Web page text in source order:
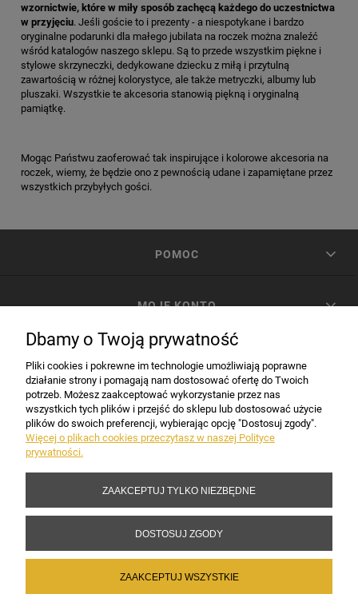
wzornictwie, które w miły sposób zachęcą każdego do uczestnictwa
w przyjęciu. Jeśli goście to i prezenty - a niespotykane i bardzo
oryginalne podarunki dla małego jubilata na roczek można znaleźć
wśród katalogów naszego sklepu. Są to przede wszystkim piękne i
stylowe skrzyneczki, dedykowane dziecku z miłą i przytulną
zawartością w różnej kolorystyce, ale także metryczki, albumy lub
pluszaki. Wszystkie te akcesoria stanowią piękną i oryginalną
pamiątkę.
Mogąc Państwu zaoferować tak inspirujące i kolorowe akcesoria na
roczek, wiemy, że będzie ono z pewnością udane i zapamiętane przez
wszystkich przybyłych gości.
POMOC
MOJE KONTO
INFORMACJE
Copyright 2017-2026 Sakramento.pl
Dbamy o Twoją prywatność
Pliki cookies i pokrewne im technologie umożliwiają poprawne
działanie strony i pomagają nam dostosować ofertę do Twoich
potrzeb. Możesz zaakceptować wykorzystanie przez nas
wszystkich tych plików i przejść do sklepu lub dostosować użycie
plików do swoich preferencji, wybierając opcję "Dostosuj zgody".
Więcej o plikach cookies przeczytasz w naszej Polityce
prywatności.
ZAAKCEPTUJ TYLKO NIEZBĘDNE
DOSTOSUJ ZGODY
ZAAKCEPTUJ WSZYSTKIE